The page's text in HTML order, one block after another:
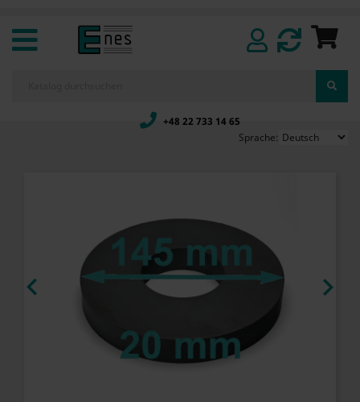
+48 22 733 14 65
Sprache:
 